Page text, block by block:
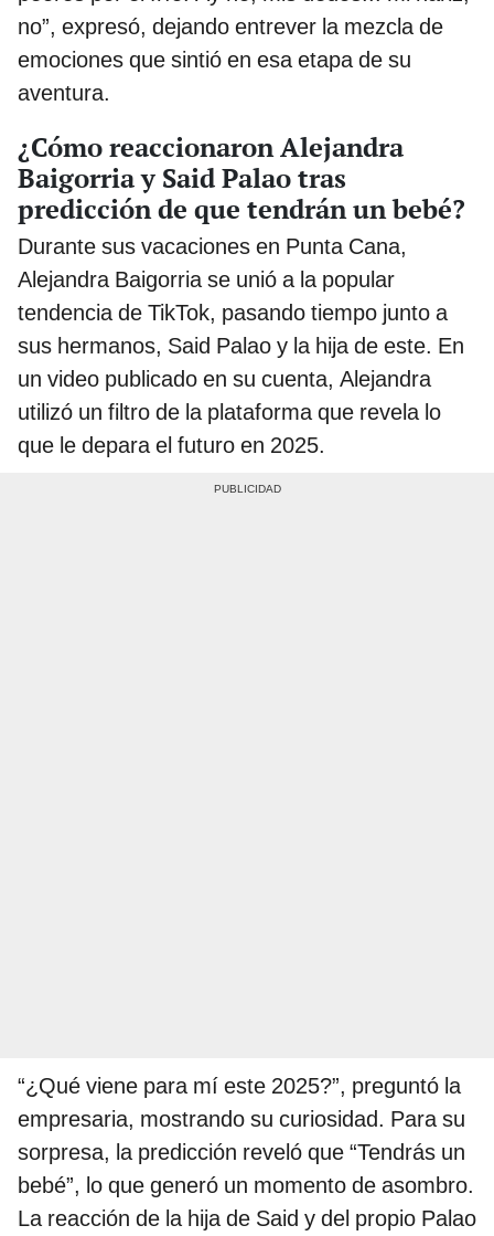
no”, expresó, dejando entrever la mezcla de
emociones que sintió en esa etapa de su
aventura.
¿Cómo reaccionaron Alejandra
Baigorria y Said Palao tras
predicción de que tendrán un bebé?
Durante sus vacaciones en Punta Cana,
Alejandra Baigorria se unió a la popular
tendencia de TikTok, pasando tiempo junto a
sus hermanos, Said Palao y la hija de este. En
un video publicado en su cuenta, Alejandra
utilizó un filtro de la plataforma que revela lo
que le depara el futuro en 2025.
“¿Qué viene para mí este 2025?”, preguntó la
empresaria, mostrando su curiosidad. Para su
sorpresa, la predicción reveló que “Tendrás un
bebé”, lo que generó un momento de asombro.
La reacción de la hija de Said y del propio Palao